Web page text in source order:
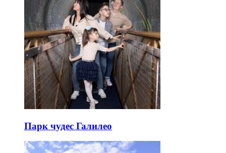
Парк чудес Галилео